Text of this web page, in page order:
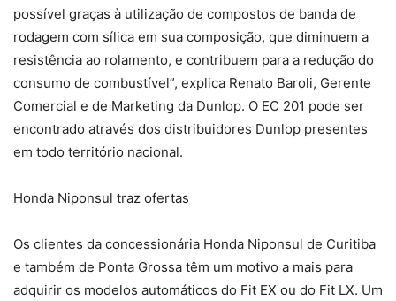
possível graças à utilização de compostos de banda de
rodagem com sílica em sua composição, que diminuem a
resistência ao rolamento, e contribuem para a redução do
consumo de combustível”, explica Renato Baroli, Gerente
Comercial e de Marketing da Dunlop. O EC 201 pode ser
encontrado através dos distribuidores Dunlop presentes
em todo território nacional.
Honda Niponsul traz ofertas
Os clientes da concessionária Honda Niponsul de Curitiba
e também de Ponta Grossa têm um motivo a mais para
adquirir os modelos automáticos do Fit EX ou do Fit LX. Um